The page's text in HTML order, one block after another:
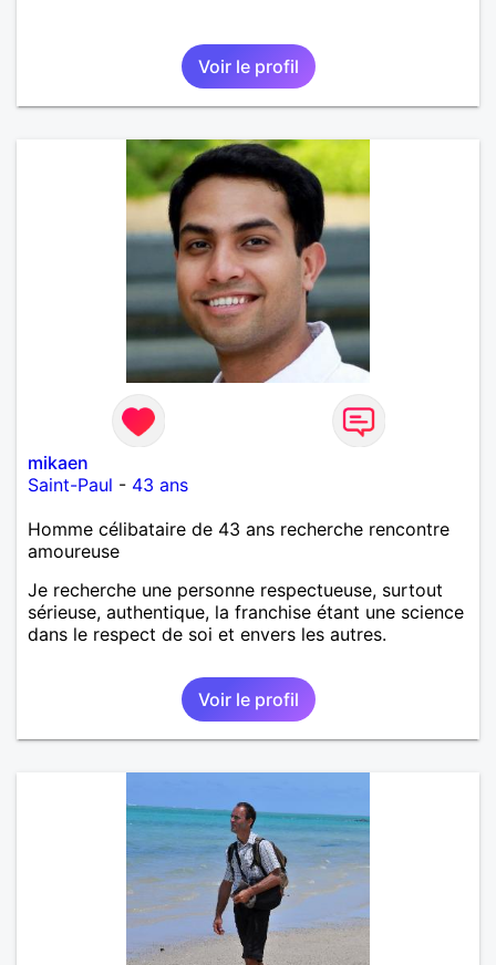
Voir le profil
mikaen
Saint-Paul - 43 ans
Homme célibataire de 43 ans recherche rencontre
amoureuse
Je recherche une personne respectueuse, surtout
sérieuse, authentique, la franchise étant une science
dans le respect de soi et envers les autres.
Voir le profil